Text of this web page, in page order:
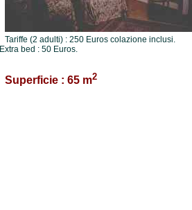
Tariffe (2 adulti) : 250 Euros colazione inclusi.
Extra bed : 50 Euros.
Superficie : 65 m2